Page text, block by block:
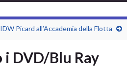
Picard all’Accademia della Flotta
i DVD/Blu Ray